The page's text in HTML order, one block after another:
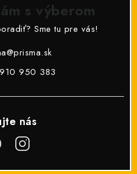
s výberom
Sme tu pre vás!
@prisma.sk
950 383